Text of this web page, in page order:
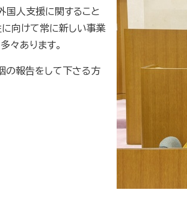
国人支援に関すること
に向けて常に新しい事業
々あります。
の報告をして下さる方